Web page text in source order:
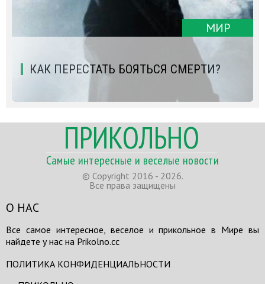
МИР
КАК ПЕРЕСТАТЬ БОЯТЬСЯ СМЕРТИ?
ПРИКОЛЬНО
Самые интересные и веселые новости
© Copyright 2016 - 2026.
Все права защищены
О НАС
Все самое интересное, веселое и прикольное в Мире вы
найдете у нас на Prikolno.cc
ПОЛИТИКА КОНФИДЕНЦИАЛЬНОСТИ